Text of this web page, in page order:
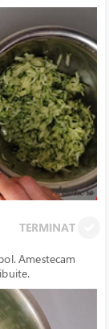
TERMINAT
Amestecam